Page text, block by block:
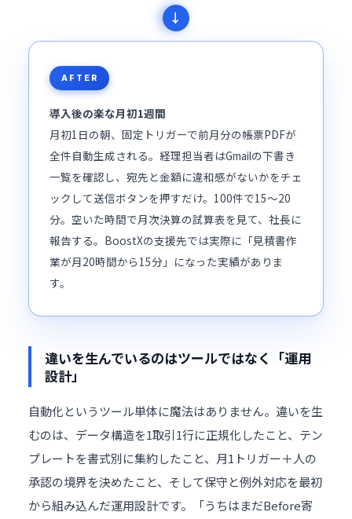
AFTER
導入後の楽な月初1週間
月初1日の朝、固定トリガーで前月分の帳票PDFが
全件自動生成される。経理担当者はGmailの下書き
一覧を確認し、宛先と金額に違和感がないかをチェ
ックして送信ボタンを押すだけ。100件で15〜20
分。空いた時間で月次決算の試算表を見て、社長に
報告する。BoostXの支援先では実際に「見積書作
業が月20時間から15分」になった実績がありま
す。
違いを生んでいるのはツールではなく「運用
設計」
自動化というツール単体に魔法はありません。違いを生
むのは、データ構造を1取引1行に正規化したこと、テン
プレートを書式別に集約したこと、月1トリガー＋人の
承認の境界を決めたこと、そして保守と例外対応を最初
から組み込んだ運用設計です。「うちはまだBefore寄